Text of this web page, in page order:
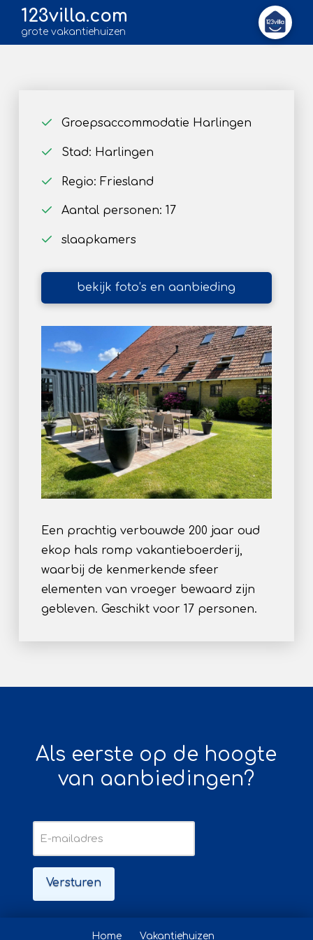
123villa.com
grote vakantiehuizen
Groepsaccommodatie Harlingen
Stad: Harlingen
Regio: Friesland
Aantal personen: 17
slaapkamers
bekijk foto’s en aanbieding
Een prachtig verbouwde 200 jaar oud
ekop hals romp vakantieboerderij,
waarbij de kenmerkende sfeer
elementen van vroeger bewaard zijn
gebleven. Geschikt voor 17 personen.
Als eerste op de hoogte
van aanbiedingen?
Home Vakantiehuizen